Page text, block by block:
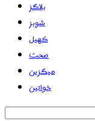
بلاگز
شوبز
کھیل
صحت
میگزین
خواتین